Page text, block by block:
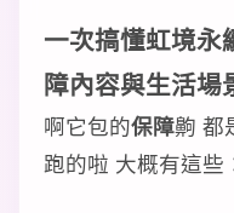
一次搞懂虹境永
障內容與生活場
啊它包的保障齁 都
跑的啦 大概有這些